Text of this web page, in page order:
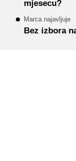
mjesecu?
Marca najavljuje
Bez izbora